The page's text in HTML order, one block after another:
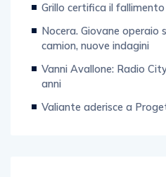
Grillo certifica il
Nocera. Giovane operaio
camion, nuove indagini
Vanni Avallone: Radio
anni
Valiante aderisce a